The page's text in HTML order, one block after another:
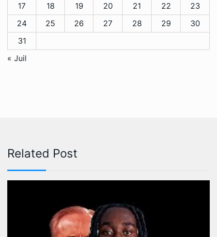
17
18 19 20 21 22
23
24
25 26 27 28 29
30
31
« Juil
Related Post